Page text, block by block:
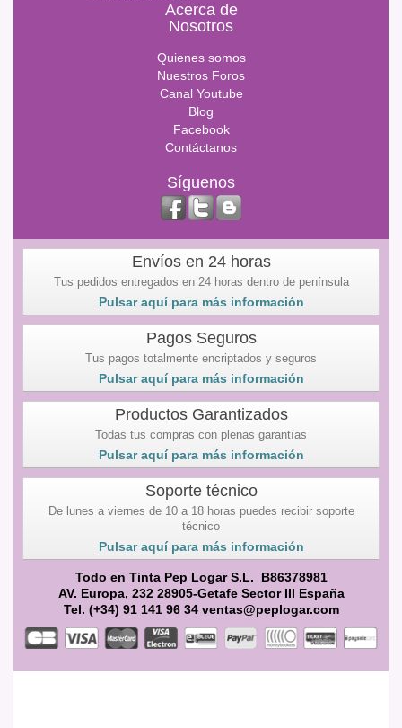
Acerca de
Nosotros
Quienes somos
Nuestros Foros
Canal Youtube
Blog
Facebook
Contáctanos
Síguenos
Envíos en 24 horas
Tus pedidos entregados en 24 horas dentro de península
Pulsar aquí para más información
Pagos Seguros
Tus pagos totalmente encriptados y seguros
Pulsar aquí para más información
Productos Garantizados
Todas tus compras con plenas garantías
Pulsar aquí para más información
Soporte técnico
De lunes a viernes de 10 a 18 horas puedes recibir soporte
técnico
Pulsar aquí para más información
Todo en Tinta Pep Logar S.L. B86378981
AV. Europa, 232 28905-Getafe Sector III España
Tel. (+34) 91 141 96 34 ventas@peplogar.com